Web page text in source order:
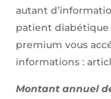
autant
patient diabétique
premium vous
informations :
Montant annuel